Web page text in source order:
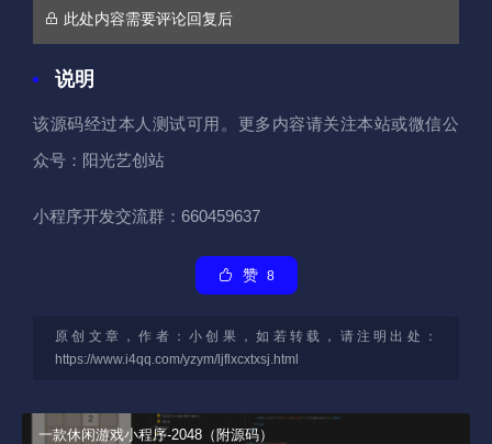
此处内容需要评论回复后
说明
该源码经过本人测试可用。更多内容请关注本站或微信公
众号：阳光艺创站
小程序开发交流群：660459637
赞 8
原创文章，作者：小创果，如若转载，请注明出处：
https://www.i4qq.com/yzym/ljflxcxtxsj.html
一款休闲游戏小程序-2048（附源码）